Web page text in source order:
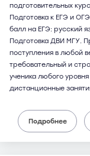
подготовительных
Подготовка к ЕГЭ и
балл на ЕГЭ: русский
Подготовка ДВИ МГУ.
поступления в любой
требовательный и
ученика любого
дистанционные
Подробнее